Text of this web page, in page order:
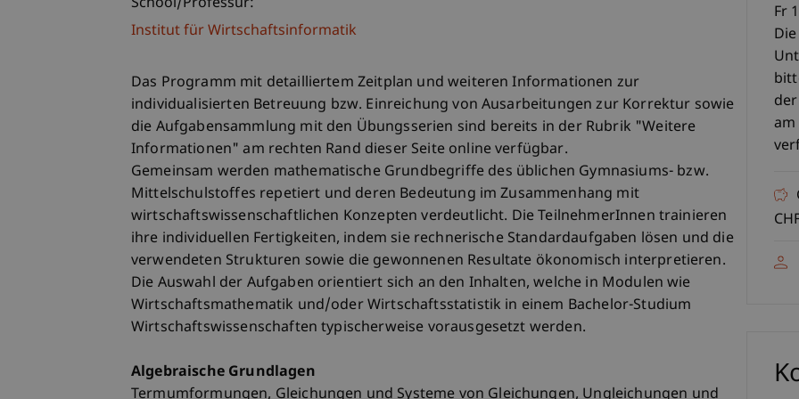
School/Professur:
Institut für Wirtschaftsinformatik
Das Programm mit detailliertem Zeitplan und weiteren Informationen zur
individualisierten Betreuung bzw. Einreichung von Ausarbeitungen zur Korrektur sowie
die Aufgabensammlung mit den Übungsserien sind bereits in der Rubrik "Weitere
Informationen" am rechten Rand dieser Seite online verfügbar.
Gemeinsam werden mathematische Grundbegriffe des üblichen Gymnasiums- bzw.
Mittelschulstoffes repetiert und deren Bedeutung im Zusammenhang mit
wirtschaftswissenschaftlichen Konzepten verdeutlicht. Die TeilnehmerInnen trainieren
ihre individuellen Fertigkeiten, indem sie rechnerische Standardaufgaben lösen und die
verwendeten Strukturen sowie die gewonnenen Resultate ökonomisch interpretieren.
Die Auswahl der Aufgaben orientiert sich an den Inhalten, welche in Modulen wie
Wirtschaftsmathematik und/oder Wirtschaftsstatistik in einem Bachelor-Studium
Wirtschaftswissenschaften typischerweise vorausgesetzt werden.
Algebraische Grundlagen
Termumformungen, Gleichungen und Systeme von Gleichungen, Ungleichungen und
Fr
am